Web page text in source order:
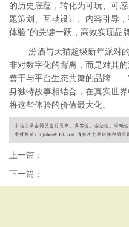
的历史底蕴，转化为可玩、可
题策划、互动设计、内容引导
体验”的关键一跃，高效实现品
汾酒与天猫超级新年派对
非对数字化的背离，而是对其
善于与平台生态共舞的品牌——
身独特故事相结合，在真实世
将这些体验的价值最大化。
上一篇：
下一篇：